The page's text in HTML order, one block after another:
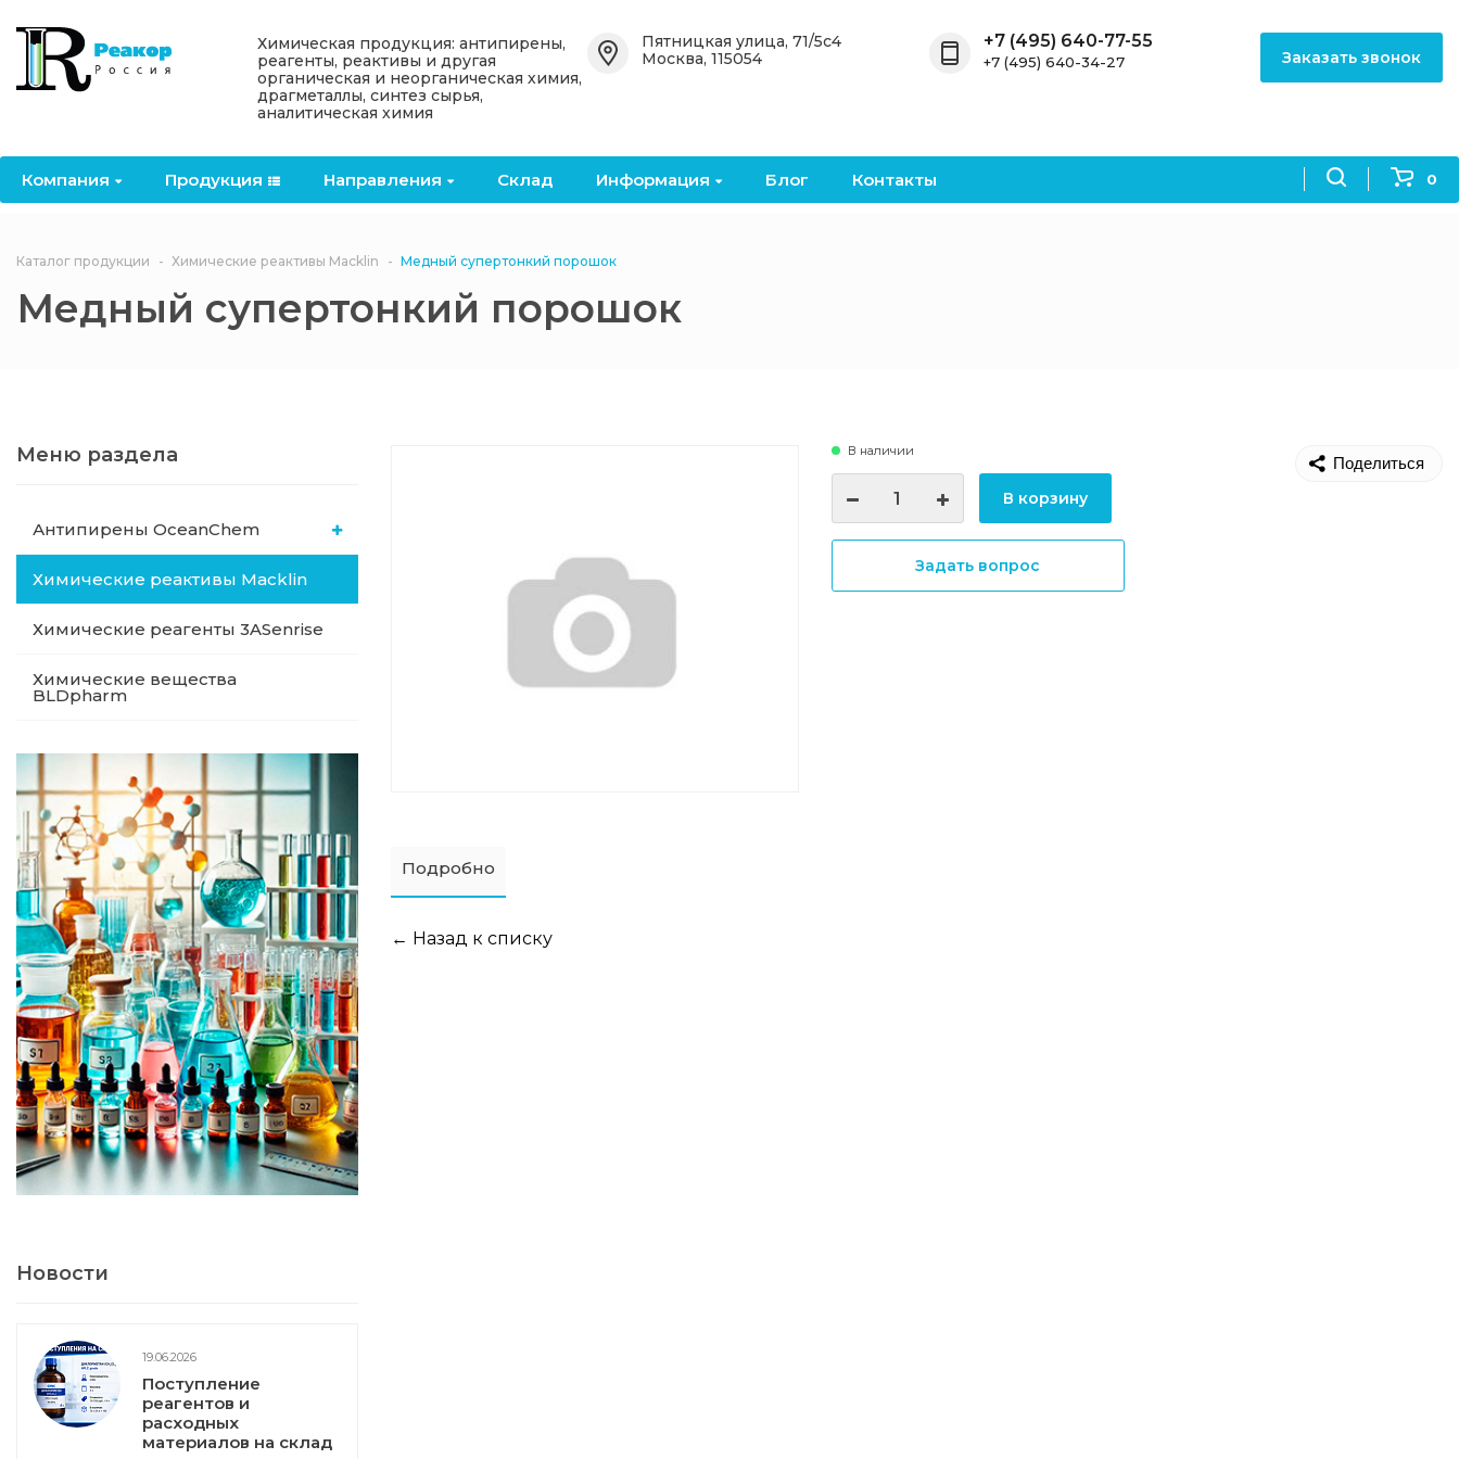
Компания Продукция Направления Склад Информация Блог Контакты
Назад
Компания
Лицензии
Документы
Филиалы
Назад
Продукция
OceanСhem
Антипирены OceanСhem
антипирены
органические антипирены
органические антипирены
Бромированные кислоты и
ангидриды
Фосфоросодержащие
Химические реагенты
3ASenrise
Назад
Направления
Отвердители
Назад
Информация
Акции
Политика
конфиденциальности
0
Химическая продукция: антипирены,
реагенты, реактивы и другая
органическая и неорганическая химия,
драгметаллы, синтез сырья,
аналитическая химия
Пятницкая улица, 71/5с4
Москва, 115054
+7 (495) 640-77-55
+7 (495) 640-34-27 Заказать звонок
Каталог продукции Химические реактивы Macklin Медный супертонкий порошок
Медный супертонкий порошок
Меню раздела
Антипирены OceanСhem
Химические реактивы Macklin
Химические реагенты 3ASenrise
Химические вещества
BLDpharm
Новости
19.06.2026
Поступление
реагентов и
расходных
материалов на склад
Поделиться
В наличии
В корзину
Задать вопрос
Подробно
← Назад к списку